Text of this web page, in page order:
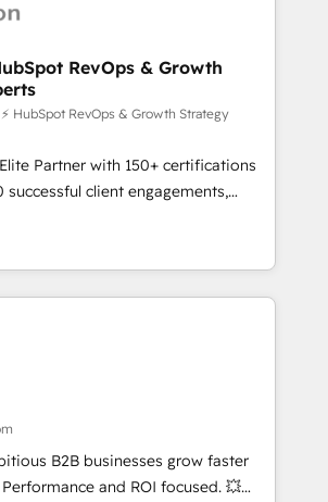
transformation digitale et des
CRM et de méthodologie RevOps
équipes marketing, commerciales et
migration, synchronisation API,
sites internet
transforment les visiteurs en
en place de
marketing (SEO, SEA,
marketing, ABM, IA,
CRM HubSpot réussies - 40
- 150 certifications HubSpot
RevOps & Growth
HubSpot RevOps & Growth Strategy
Partner with 150+ certifications
successful client engagements,
complexity into
growth. From onboarding to
campaigns, our in-house team
strategies that drive long-term
CMS, and automation setup •
migrations and data cleanups •
party integrations 📈 End-to-
• Lifecycle marketing and
• Sales enablement tools
• Retention strategies with
B2B businesses grow faster
and ROI focused. 💥